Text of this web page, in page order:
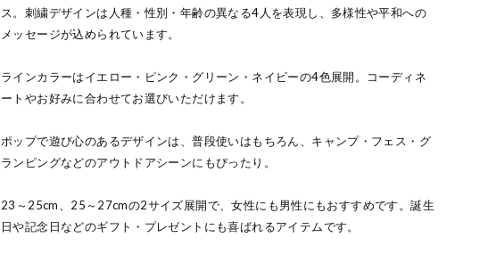
ス。刺繍デザインは人種・性別・年齢の異なる4人を表現し、多様性や平和への
メッセージが込められています。
ラインカラーはイエロー・ピンク・グリーン・ネイビーの4色展開。コーディネ
ートやお好みに合わせてお選びいただけます。
ポップで遊び心のあるデザインは、普段使いはもちろん、キャンプ・フェス・グ
ランピングなどのアウトドアシーンにもぴったり。
23～25cm、25～27cmの2サイズ展開で、女性にも男性にもおすすめです。誕生
日や記念日などのギフト・プレゼントにも喜ばれるアイテムです。